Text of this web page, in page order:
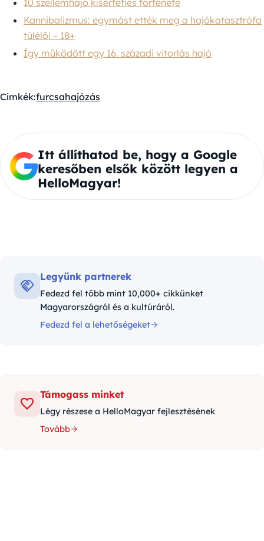
Kannibalizmus: egymást ették meg a hajókatasztrófa
túlélői – 18+
Így működött egy 16. századi vitorlás hajó
Címkék:furcsahajózás
Itt állíthatod be, hogy a Google
keresőben elsők között legyen a
HelloMagyar!
Legyünk partnerek
Fedezd fel több mint 10,000+ cikkünket
Magyarországról és a kultúráról.
Fedezd fel a lehetőségeket
Támogass minket
Légy részese a HelloMagyar fejlesztésének
Tovább